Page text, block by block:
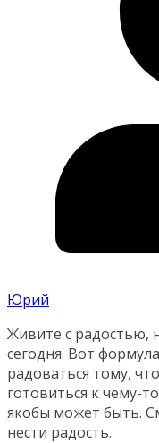
Юрий
Живите с радостью,
сегодня. Вот
радоваться тому,
готовиться к чему-
якобы может быть.
нести радость.